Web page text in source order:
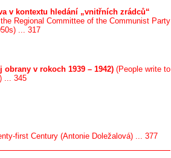
v kontextu hledání „vnitřních zrádců“
Regional Committee of the Communist Party
... 317
v rokoch 1939 – 1942) (People write to
... 345
first Century (Antonie Doležalová) ... 377